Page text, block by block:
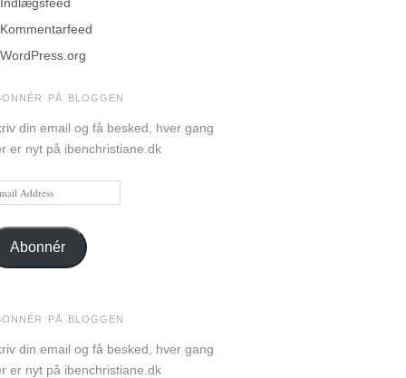
Kommentarfeed
WordPress.org
PÅ BLOGGEN
din email og få besked, hver gang
er nyt på ibenchristiane.dk
Abonnér
PÅ BLOGGEN
din email og få besked, hver gang
er nyt på ibenchristiane.dk